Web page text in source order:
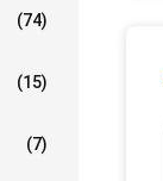
(74)
(15)
(7)